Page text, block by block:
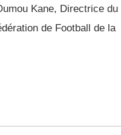
Kane, Directrice du
de Football de la